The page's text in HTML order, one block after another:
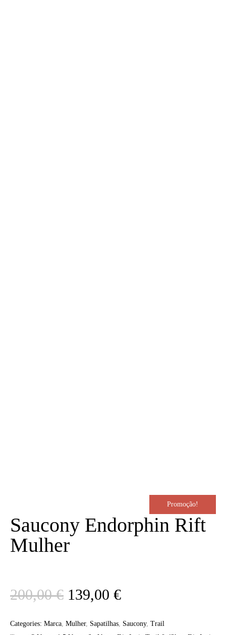
Promoção!
Saucony Endorphin Rift
Mulher
200,00€ O
preço
139,00 €O
preço
Categories: Marca, Mulher, Sapatilhas, Saucony, Trail